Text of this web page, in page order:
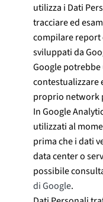
utilizza i Dati
tracciare ed
compilare report
sviluppati da
Google
contestualizzare
proprio network
In Google
utilizzati al
prima che i dati
data center o
possibile
di Google.